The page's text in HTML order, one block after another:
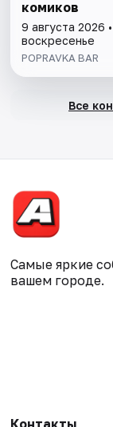
комиков
9 августа 2026 •
воскресенье
POPRAVKA BAR
Все
Самые яркие
вашем городе.